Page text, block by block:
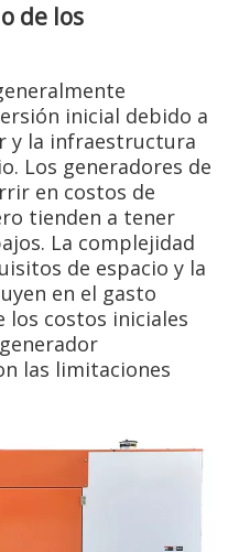
de los
inicial debido a
y la infraestructura
Los generadores de
en costos de
tienden a tener
La complejidad
de espacio y la
en el gasto
los costos iniciales
las limitaciones